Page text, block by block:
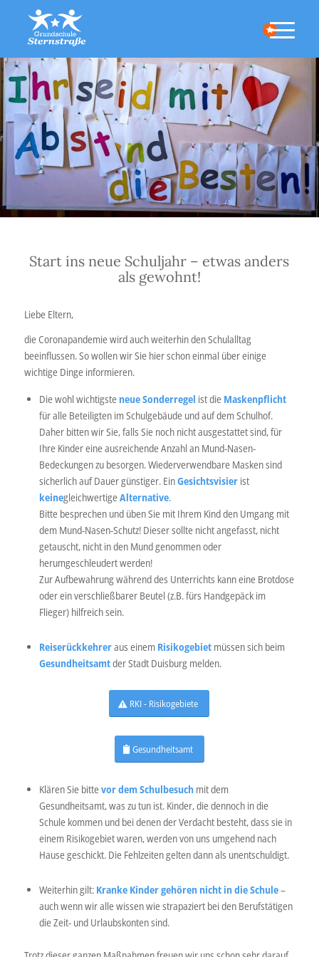
Start ins neue Schuljahr – etwas anders
als gewohnt!
Liebe Eltern,
die Coronapandemie wird auch weiterhin den Schulalltag
beeinflussen. So wollen wir Sie hier schon einmal über einige
wichtige Dinge informieren.
Die wohl wichtigste neue Sonderregel ist die Maskenpflicht
für alle Beteiligten im Schulgebäude und auf dem Schulhof.
Daher bitten wir Sie, falls Sie noch nicht ausgestattet sind, für
Ihre Kinder eine ausreichende Anzahl an Mund-Nasen-
Bedeckungen zu besorgen. Wiederverwendbare Masken sind
sicherlich auf Dauer günstiger. EinGesichtsvisierist
keinegleichwertigeAlternative.
Bitte besprechen und üben Sie mit Ihrem Kind den Umgang mit
dem Mund-Nasen-Schutz! Dieser sollte nicht angefasst, nicht
getauscht, nicht in den Mund genommen oder
herumgeschleudert werden!
Zur Aufbewahrung während des Unterrichts kann eine Brotdose
oder ein verschließbarer Beutel (z.B. fürs Handgepäck im
Flieger) hilfreich sein.
Reiserückkehreraus einem Risikogebietmüssen sich beim
Gesundheitsamtder Stadt Duisburg melden.
RKI - Risikogebiete
Gesundheitsamt
Klären Sie bittevor dem Schulbesuchmit dem
Gesundheitsamt, was zu tun ist. Kinder, die dennoch in die
Schule kommen und bei denen der Verdacht besteht, dass sie in
einem Risikogebiet waren, werden von uns umgehend nach
Hause geschickt. Die Fehlzeiten gelten dann als unentschuldigt.
Weiterhin gilt: Kranke Kinder gehören nicht in die Schule–
auch wenn wir alle wissen wie strapaziert bei den Berufstätigen
die Zeit- und Urlaubskonten sind.